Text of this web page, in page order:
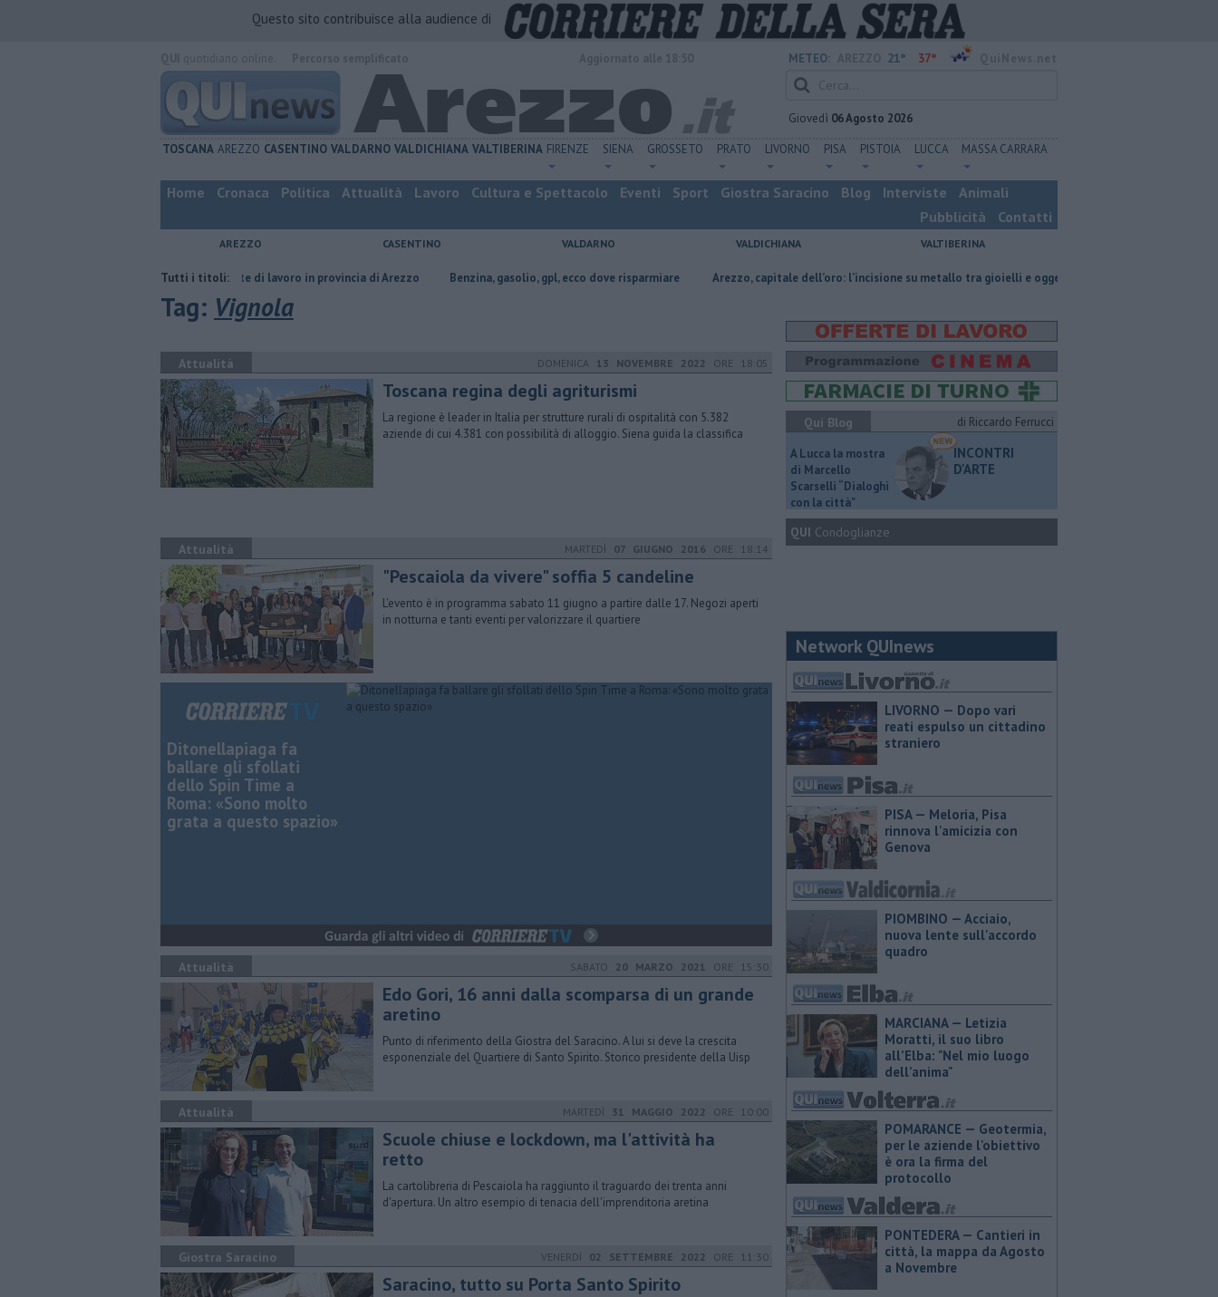
Questo sito contribuisce alla audience di
METEO: 21° 37°
Giovedì 06 Agosto 2026
TOSCANA AREZZO CASENTINO VALDARNO VALDICHIANA VALTIBERINA FIRENZE SIENA GROSSETO PRATO LIVORNO PISA PISTOIA LUCCA MASSA CARRARA
Home Cronaca Politica Attualità Lavoro Cultura e Spettacolo Eventi Sport Giostra Saracino Blog Interviste
Animali
Pubblicità
Contatti
AREZZO CASENTINO VALDARNO VALDICHIANA VALTIBERINA
Tutti i titoli:
​Tutte le offerte di lavoro in provincia di Arezzo ​Benzina, gasolio, gpl, ecco dove risparmiare Arezzo, capitale dell’oro: l’incisione su metallo tra gioielli e oggetti personalizzati
Tag: Vignola
Attualità DOMENICA 13 NOVEMBRE 2022 ORE 18:05
Toscana regina degli agriturismi
La regione è leader in Italia per strutture rurali di ospitalità con 5.382
aziende di cui 4.381 con possibilità di alloggio. Siena guida la classifica
Attualità MARTEDÌ 07 GIUGNO 2016 ORE 18:14
"Pescaiola da vivere" soffia 5 candeline
L'evento è in programma sabato 11 giugno a partire dalle 17. Negozi aperti
in notturna e tanti eventi per valorizzare il quartiere
Ditonellapiaga fa
ballare gli sfollati
dello Spin Time a
Roma: «Sono molto
grata a questo spazio»
Attualità SABATO 20 MARZO 2021 ORE 15:30
Edo Gori, 16 anni dalla scomparsa di un grande
aretino
Punto di riferimento della Giostra del Saracino. A lui si deve la crescita
esponenziale del Quartiere di Santo Spirito. Storico presidente della Uisp
Attualità MARTEDÌ 31 MAGGIO 2022 ORE 10:00
Scuole chiuse e lockdown, ma l'attività ha
retto
La cartolibreria di Pescaiola ha raggiunto il traguardo dei trenta anni
d'apertura. Un altro esempio di tenacia dell'imprenditoria aretina
Giostra Saracino VENERDÌ 02 SETTEMBRE 2022 ORE 11:30
Saracino, tutto su Porta Santo Spirito
Qui Blog di Riccardo Ferrucci
A Lucca la mostra
di Marcello
Scarselli “Dialoghi
con la città"
INCONTRI
D'ARTE
QUI Condoglianze
Network QUInews
LIVORNO — Dopo vari
reati espulso un cittadino
straniero
PISA — Meloria, Pisa
rinnova l'amicizia con
Genova
PIOMBINO — Acciaio,
nuova lente sull'accordo
quadro
MARCIANA — ​Letizia
Moratti, il suo libro
all’Elba: "Nel mio luogo
dell’anima"
POMARANCE — Geotermia,
per le aziende l'obiettivo
è ora la firma del
protocollo
PONTEDERA — Cantieri in
città, la mappa da Agosto
a Novembre